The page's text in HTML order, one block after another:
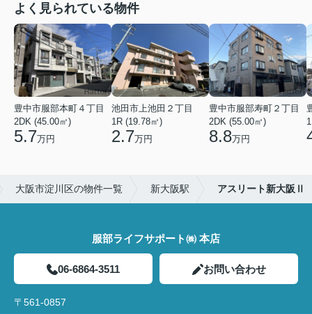
よく見られている物件
豊中市服部本町４丁目
2DK (45.00㎡)
5.7万円
池田市上池田２丁目
1R (19.78㎡)
2.7万円
豊中市服部寿町２丁目
2DK (55.00㎡)
8.8万円
大阪市淀川区の物件一覧 新大阪駅 アスリート新大阪Ⅱ
服部ライフサポート㈱ 本店
06-6864-3511 お問い合わせ
〒561-0857